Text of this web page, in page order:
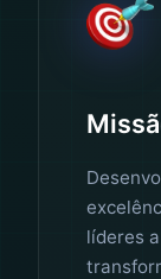
líderes